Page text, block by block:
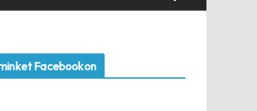
Facebookon